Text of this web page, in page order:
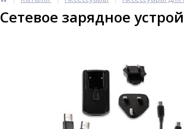
Сетевое зарядное